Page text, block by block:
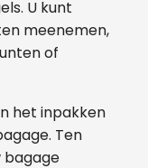
U kunt
meenemen,
of
het inpakken
Ten
bagage